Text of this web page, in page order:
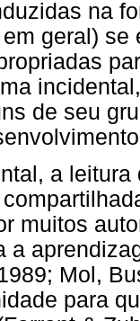
na
geral)
de seu
a
muitos
a
Mol,
para